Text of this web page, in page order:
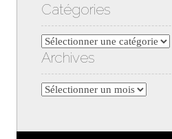
Catégories
Catégories
Archives
Archives